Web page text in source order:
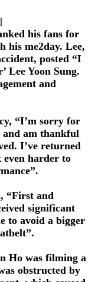
his fans for
his me2day. Lee,
posted “I
Lee Yoon Sung.
and
“I’m sorry for
and am thankful
I’ve returned
harder to
“First and
significant
to avoid a bigger
Ho was filming a
obstructed by